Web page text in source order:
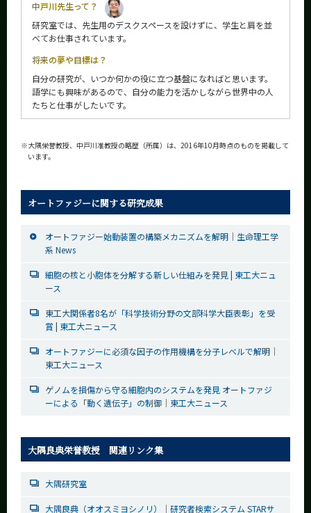
中戸川先生って？
研究室では、先生用のデスクスペースを設けずに、学生と肩を並
べてお仕事されています。
将来の夢や目標は？
自分の研究が、いつか何かの役に立つ基盤になればと思います。
語学にも興味があるので、自分の能力を活かしながら世界中の人
たちと仕事がしたいです。
※大隅栄誉教授、中戸川准教授の略歴（所属）は、2016年10月時点のものを掲載して
います。
オートファジーに関する研究成果
オートファジー始動装置の構築メカニズムを解明｜生命理工学
系 News
細胞の核と小胞体を分解する新しい仕組みを発見 | 東工大ニュ
ース
東工大関係者8名が「科学技術分野の文部科学大臣表彰」を受
賞 | 東工大ニュース
オートファジーに必須な因子の作用機構を分子レベルで解明｜
東工大ニュース
ゲノムを損傷から守る細胞内のシステムを発見 オートファジ
ーによる「動く遺伝子」の制御｜東工大ニュース
大隅良典栄誉教授 関連リンク集
大隅研究室
大隅良典（オオスミヨシノリ）｜研究者検索システム STARサ